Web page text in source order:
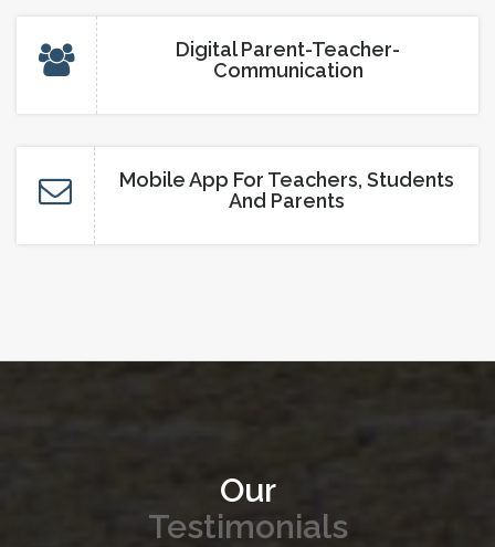
SCIENCE AND PSYCHOLOGY
EXEHIBITION
STORY TELLING COMPETITION
TRI COLOUR ART FEST
Digital Parent-Teacher-
Communication
Mobile App For Teachers, Students
And Parents
Our
Testimonials